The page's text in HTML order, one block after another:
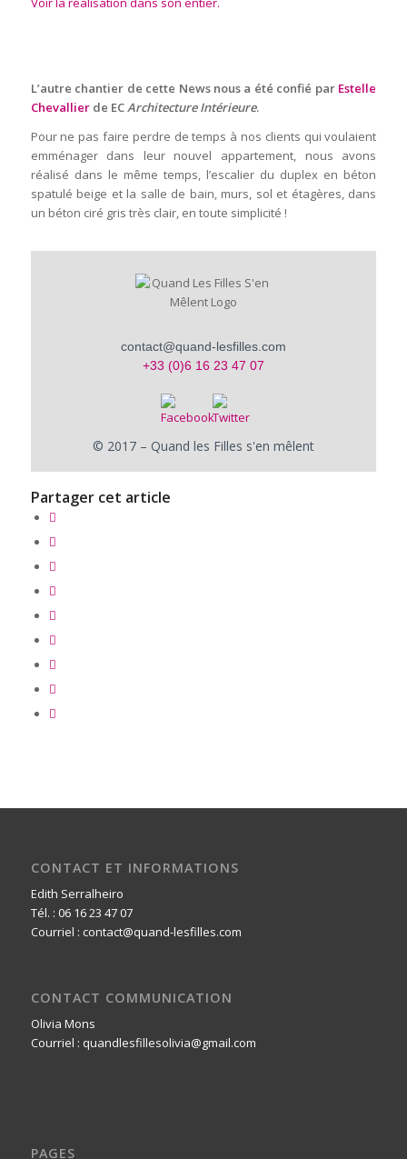
L’autre chantier de cette News nous a été confié par Estelle
Chevallierde ECArchitecture Intérieure.
Pour ne pas faire perdre de temps à nos clients qui voulaient
emménager dans leur nouvel appartement, nous avons
réalisé dans le même temps, l’escalier du duplex en béton
spatulé beige et la salle de bain, murs, sol et étagères, dans
un béton ciré gris très clair, en toute simplicité !
contact@quand-lesfilles.com
+33 (0)6 16 23 47 07
© 2017 – Quand les Filles s'en mêlent
Partager cet article
CONTACT ET INFORMATIONS
Edith Serralheiro
Tél. : 06 16 23 47 07
Courriel : contact@quand-lesfilles.com
CONTACT COMMUNICATION
Olivia Mons
Courriel : quandlesfillesolivia@gmail.com
PAGES